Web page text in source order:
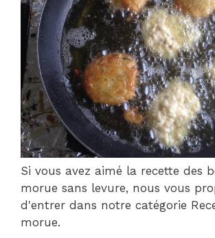
Si vous avez aimé la recette des
morue sans levure, nous vous
d'entrer dans notre catégorie
morue.